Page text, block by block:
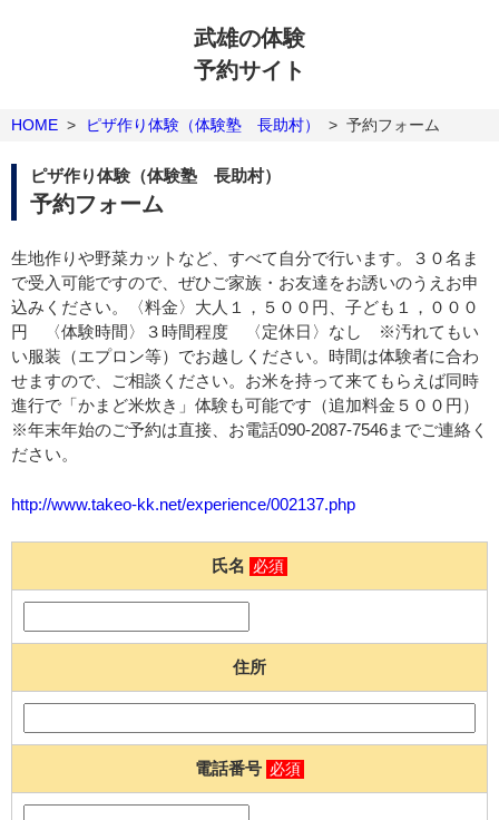
武雄の体験
予約サイト
HOME > ピザ作り体験（体験塾 長助村） > 予約フォーム
ピザ作り体験（体験塾 長助村）
予約フォーム
生地作りや野菜カットなど、すべて自分で行います。３０名ま
で受入可能ですので、ぜひご家族・お友達をお誘いのうえお申
込みください。〈料金〉大人１，５００円、子ども１，０００
円 〈体験時間〉３時間程度 〈定休日〉なし ※汚れてもい
い服装（エプロン等）でお越しください。時間は体験者に合わ
せますので、ご相談ください。お米を持って来てもらえば同時
進行で「かまど米炊き」体験も可能です（追加料金５００円）
※年末年始のご予約は直接、お電話090-2087-7546までご連絡く
ださい。
http://www.takeo-kk.net/experience/002137.php
氏名 必須
住所
電話番号 必須